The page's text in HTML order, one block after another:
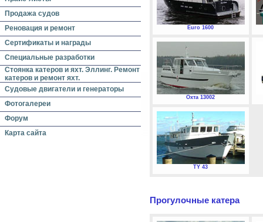
Продажа судов
Реновация и ремонт
Сертификаты и награды
Специальные разработки
Стоянка катеров и яхт. Эллинг. Ремонт
катеров и ремонт яхт.
Судовые двигатели и генераторы
Фотогалереи
Форум
Карта сайта
Euro 1600
Охта 13002
TY 43
Прогулочные катера